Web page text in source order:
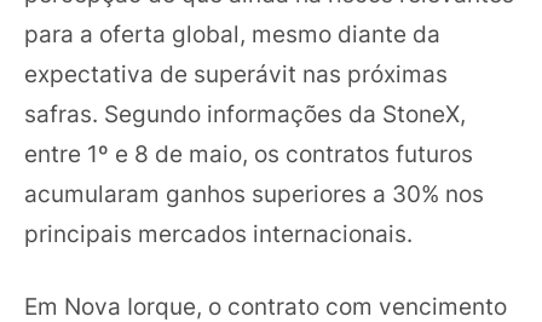
para a oferta global, mesmo diante da
expectativa de superávit nas próximas
safras. Segundo informações da StoneX,
entre 1º e 8 de maio, os contratos futuros
acumularam ganhos superiores a 30% nos
principais mercados internacionais.
Em Nova Iorque, o contrato com vencimento